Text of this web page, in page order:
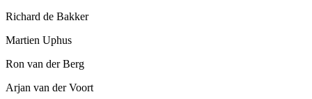
Richard de Bakker
Martien Uphus
Ron van der Berg
Arjan van der Voort